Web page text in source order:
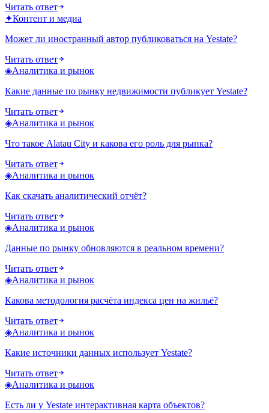
Читать ответ
✦Контент и медиа
Может ли иностранный автор публиковаться на Yestate?
Читать ответ
◈Аналитика и рынок
Какие данные по рынку недвижимости публикует Yestate?
Читать ответ
◈Аналитика и рынок
Что такое Alatau City и какова его роль для рынка?
Читать ответ
◈Аналитика и рынок
Как скачать аналитический отчёт?
Читать ответ
◈Аналитика и рынок
Данные по рынку обновляются в реальном времени?
Читать ответ
◈Аналитика и рынок
Какова методология расчёта индекса цен на жильё?
Читать ответ
◈Аналитика и рынок
Какие источники данных использует Yestate?
Читать ответ
◈Аналитика и рынок
Есть ли у Yestate интерактивная карта объектов?